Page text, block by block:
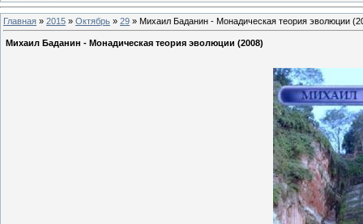
Главная » 2015 » Октябрь » 29 » Михаил Баданин - Монадическая теория эволюции
Михаил Баданин - Монадическая теория эволюции (2008)